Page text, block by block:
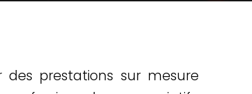
des prestations sur mesure